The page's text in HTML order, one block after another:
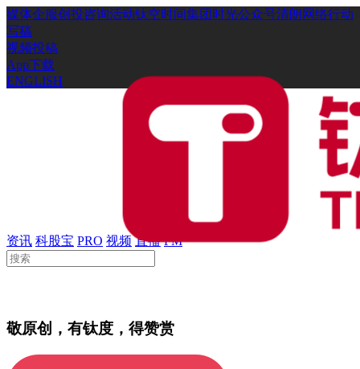
媒体企服创投咨询活动钛空时间集团时光公众号清朗网络行动
写稿
视频投稿
App下载
ENGLISH
资讯 科股宝 PRO 视频 直播 FM
敬原创，有钛度，得赞赏